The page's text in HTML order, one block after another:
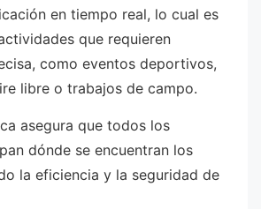
en tiempo real, lo cual es
que requieren
como eventos deportivos,
libre o trabajos de campo.
asegura que todos los
dónde se encuentran los
la eficiencia y la seguridad de